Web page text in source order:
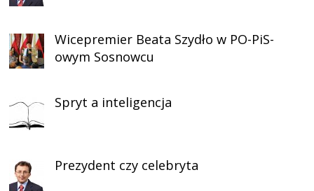
Wicepremier Beata Szydło w PO-PiS-
owym Sosnowcu
Spryt a inteligencja
Prezydent czy celebryta